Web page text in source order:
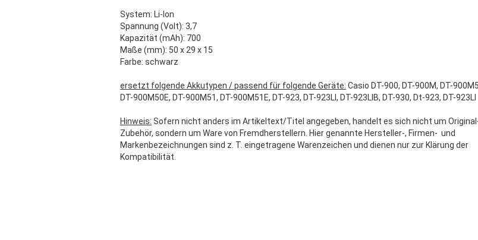
System: Li-Ion
Spannung (Volt): 3,7
Kapazität (mAh): 700
Maße (mm): 50 x 29 x 15
Farbe: schwarz
ersetzt folgende Akkutypen / passend für folgende Geräte: Casio DT-900, DT-900M, DT-
DT-900M50E, DT-900M51, DT-900M51E, DT-923, DT-923LI, DT-923LIB, DT-930, Dt-923, DT-923LI
Hinweis: Sofern nicht anders im Artikeltext/Titel angegeben, handelt es sich nicht um
Zubehör, sondern um Ware von Fremdherstellern. Hier genannte Hersteller-, Firmen- und
Markenbezeichnungen sind z. T. eingetragene Warenzeichen und dienen nur zur Klärung der
Kompatibilität.